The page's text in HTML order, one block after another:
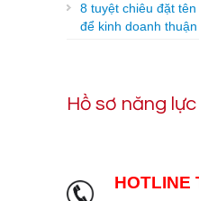
8 tuyệt chiêu đặt
để kinh doanh
Hồ sơ năng
HOTLINE